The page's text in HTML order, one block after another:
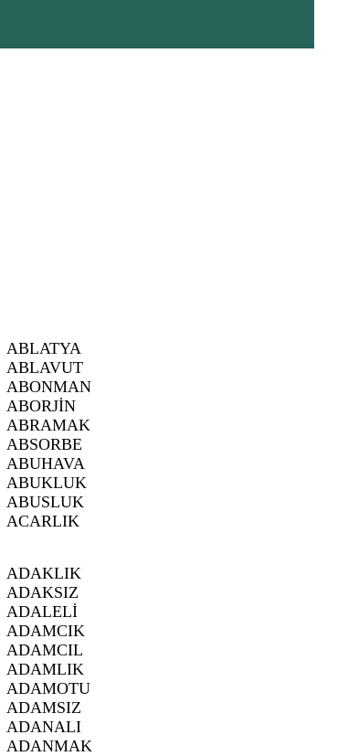
ABLATYA
ABLAVUT
ABONMAN
ABORJİN
ABRAMAK
ABSORBE
ABUHAVA
ABUKLUK
ABUSLUK
ACARLIK
ADAKLIK
ADAKSIZ
ADALELİ
ADAMCIK
ADAMCIL
ADAMLIK
ADAMOTU
ADAMSIZ
ADANALI
ADANMAK